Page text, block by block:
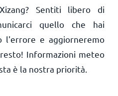
Sentiti libero di
quello che hai
l'errore e aggiorneremo
Informazioni meteo
è la nostra priorità.